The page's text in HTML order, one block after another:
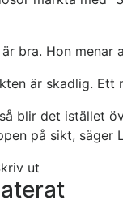
bra. Hon menar
är skadlig. Ett
blir det istället
på sikt, säger
ut